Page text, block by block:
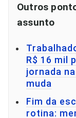
Outros
assunto
R$ 16 mil
jornada
muda
Fim da
rotina: